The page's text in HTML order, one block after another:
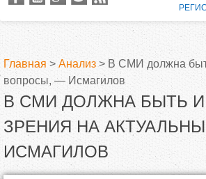
В
ы
з
Главная > Анализ> В СМИ должна
вопросы, — Исмагилов
В СМИ ДОЛЖНА БЫТЬ
ЗРЕНИЯ НА
ИСМАГИЛОВ